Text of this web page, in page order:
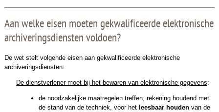
Aan welke eisen moeten gekwalificeerde elektronische
archiveringsdiensten voldoen?
De wet stelt volgende eisen aan gekwalificeerde elektronische
archiveringsdiensten:
De dienstverlener moet bij het bewaren van elektronische gegevens:
de noodzakelijke maatregelen treffen, rekening houdend met
de stand van de techniek, voor het leesbaar houdenvan de